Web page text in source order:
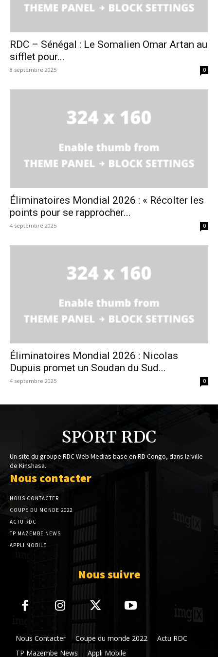
RDC – Sénégal : Le Somalien Omar Artan au
sifflet pour...
8 septembre 2025 0
Éliminatoires Mondial 2026 : « Récolter les
points pour se rapprocher...
4 septembre 2025 0
Éliminatoires Mondial 2026 : Nicolas
Dupuis promet un Soudan du Sud...
4 septembre 2025 0
SPORT RDC
Un site du groupe RDC Web Medias base en RD Congo, dans la ville
de Kinshasa.
Nous contacter
NOUS CONTACTER
COUPE DU MONDE 2022
ACTU RDC
TP MAZEMBE NEWS
APPLI MOBILE
Nous suivre
Nous Contacter Coupe du monde 2022
Actu RDC
TP Mazembe News
Appli Mobile